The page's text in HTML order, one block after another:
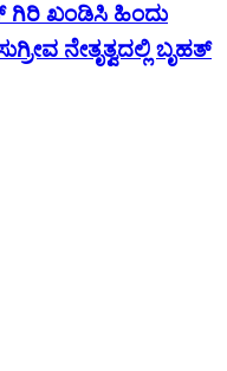
ಗಿರಿ ಖಂಡಿಸಿ ಹಿಂದು
ನೇತೃತ್ವದಲ್ಲಿ ಬೃಹತ್